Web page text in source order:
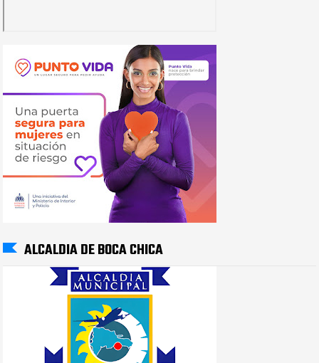
ALCALDIA DE BOCA CHICA